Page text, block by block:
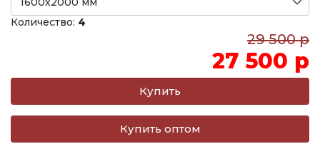
Количество: 4
29 500 р
27 500 р
Купить оптом